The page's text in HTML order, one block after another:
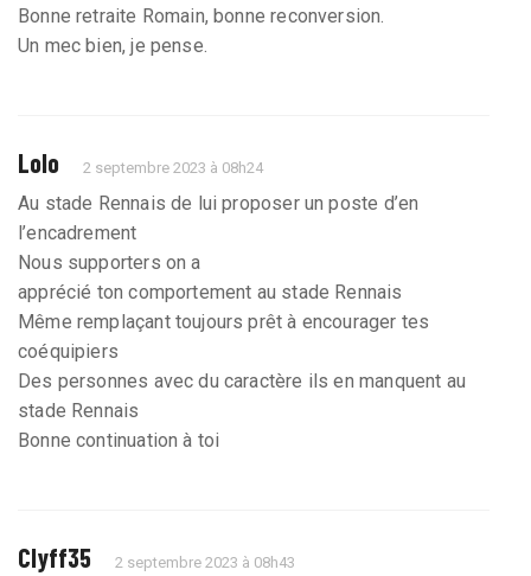
Bonne retraite Romain, bonne reconversion.
Un mec bien, je pense.
Lolo 2 septembre 2023 à 08h24
Au stade Rennais de lui proposer un poste d’en
l’encadrement
Nous supporters on a
apprécié ton comportement au stade Rennais
Même remplaçant toujours prêt à encourager tes
coéquipiers
Des personnes avec du caractère ils en manquent au
stade Rennais
Bonne continuation à toi
Clyff35 2 septembre 2023 à 08h43